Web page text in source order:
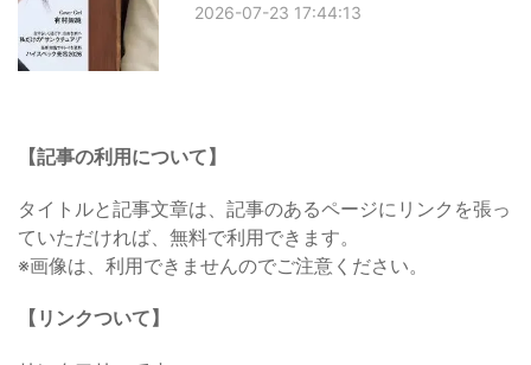
2026-07-23 17:44:13
【記事の利用について】
タイトルと記事文章は、記事のあるページにリンクを張っ
ていただければ、無料で利用できます。
※画像は、利用できませんのでご注意ください。
【リンクついて】